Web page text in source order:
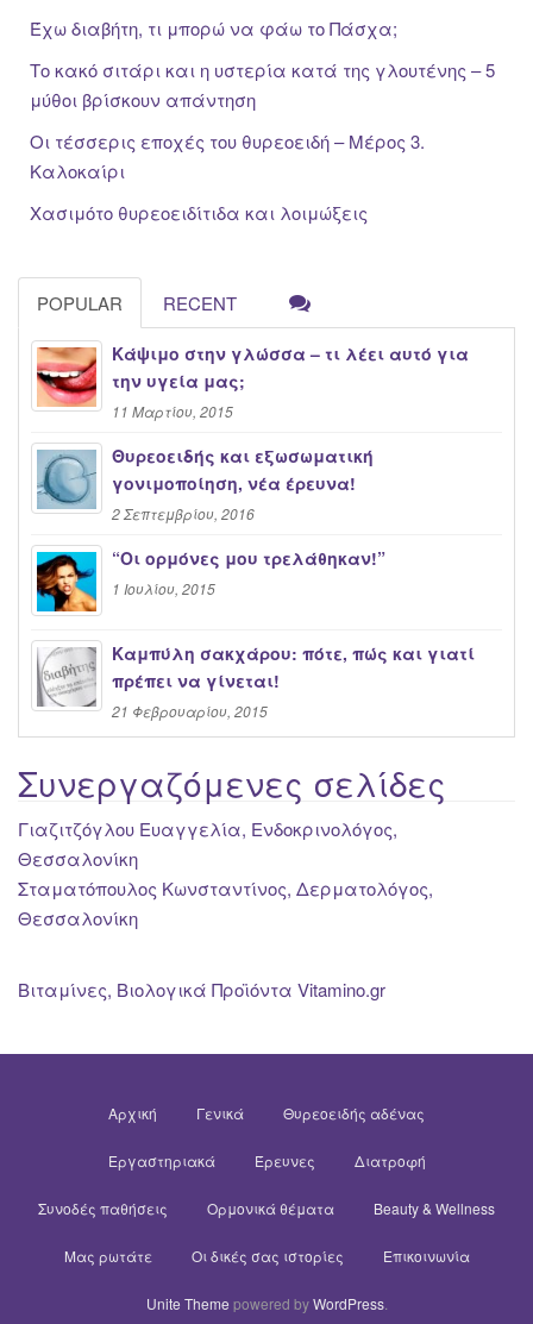
Έχω διαβήτη, τι μπορώ να φάω το Πάσχα;
Το κακό σιτάρι και η υστερία κατά της γλουτένης – 5
μύθοι βρίσκουν απάντηση
Οι τέσσερις εποχές του θυρεοειδή – Μέρος 3.
Καλοκαίρι
Χασιμότο θυρεοειδίτιδα και λοιμώξεις
POPULAR RECENT
Κάψιμο στην γλώσσα – τι λέει αυτό για
την υγεία μας;
11 Μαρτίου, 2015
Θυρεοειδής και εξωσωματική
γονιμοποίηση, νέα έρευνα!
2 Σεπτεμβρίου, 2016
“Oι ορμόνες μου τρελάθηκαν!”
1 Ιουλίου, 2015
Καμπύλη σακχάρου: πότε, πώς και γιατί
πρέπει να γίνεται!
21 Φεβρουαρίου, 2015
Συνεργαζόμενες σελίδες
Γιαζιτζόγλου Ευαγγελία, Ενδοκρινολόγος,
Θεσσαλονίκη
Σταματόπουλος Κωνσταντίνος, Δερματολόγος,
Θεσσαλονίκη
Βιταμίνες, Βιολογικά Προϊόντα Vitamino.gr
Αρχική Γενικά Θυρεοειδής αδένας
Εργαστηριακά Έρευνες Διατροφή
Συνοδές παθήσεις Ορμονικά θέματα Beauty & Wellness
Μας ρωτάτε Οι δικές σας ιστορίες Επικοινωνία
Unite Theme powered byWordPress.